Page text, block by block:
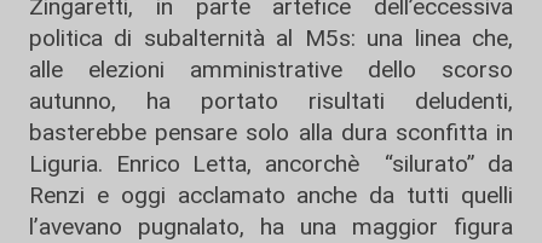
Zingaretti, in parte artefice dell’eccessiva
politica di subalternità al M5s: una linea che,
alle elezioni amministrative dello scorso
autunno, ha portato risultati deludenti,
basterebbe pensare solo alla dura sconfitta in
Liguria. Enrico Letta, ancorchè “silurato” da
Renzi e oggi acclamato anche da tutti quelli
l’avevano pugnalato, ha una maggior figura